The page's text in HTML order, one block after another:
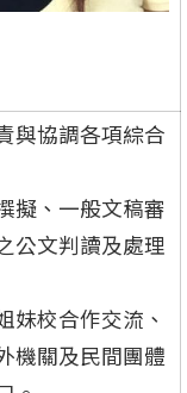
與協調各項綜合
擬、一般文稿審
公文判讀及處理
妹校合作交流、
機關及民間團體